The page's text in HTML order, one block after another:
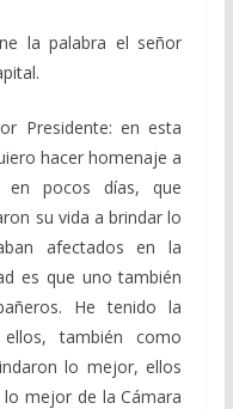
la palabra el señor
Presidente: en esta
hacer homenaje a
en pocos días, que
su vida a brindar lo
afectados en la
es que uno también
He tenido la
también como
lo mejor, ellos
mejor de la Cámara